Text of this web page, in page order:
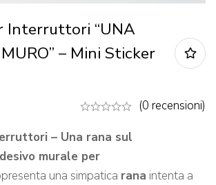
Interruttori “UNA
– Mini Sticker
(0 recensioni)
– Una rana sul
murale per
una simpatica rana intenta a